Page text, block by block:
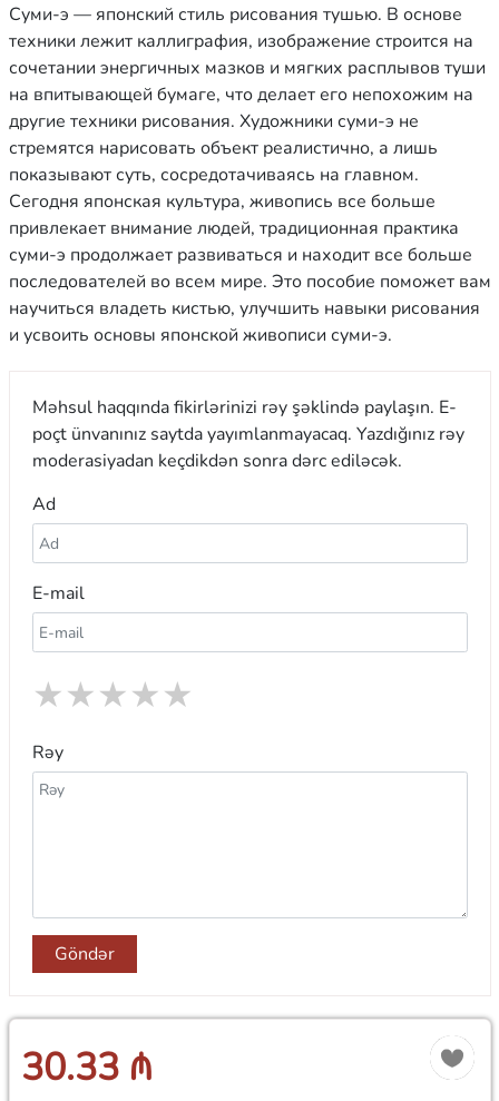
Суми-э — японский стиль рисования тушью. В основе
техники лежит каллиграфия, изображение строится на
сочетании энергичных мазков и мягких расплывов туши
на впитывающей бумаге, что делает его непохожим на
другие техники рисования. Художники суми-э не
стремятся нарисовать объект реалистично, а лишь
показывают суть, сосредотачиваясь на главном.
Сегодня японская культура, живопись все больше
привлекает внимание людей, традиционная практика
суми-э продолжает развиваться и находит все больше
последователей во всем мире. Это пособие поможет вам
научиться владеть кистью, улучшить навыки рисования
и усвоить основы японской живописи суми-э.
Məhsul haqqında fikirlərinizi rəy şəklində paylaşın. E-
poçt ünvanınız saytda yayımlanmayacaq. Yazdığınız rəy
moderasiyadan keçdikdən sonra dərc ediləcək.
Ad
E-mail
★
★
★
★
★
Rəy
Göndər
30.33 ₼